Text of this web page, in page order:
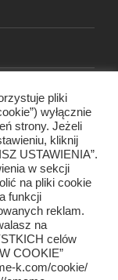
pliki
wyłącznie
strony. Jeżeli
kliknij
USTAWIENIA”.
w sekcji
na pliki cookie
funkcji
reklam.
na
celów
COOKIE”
k.com/cookie/